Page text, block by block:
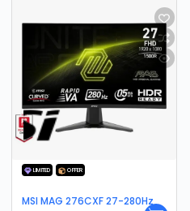
LIMITED OFFER
MSI MAG 276CXF 27-280Hz